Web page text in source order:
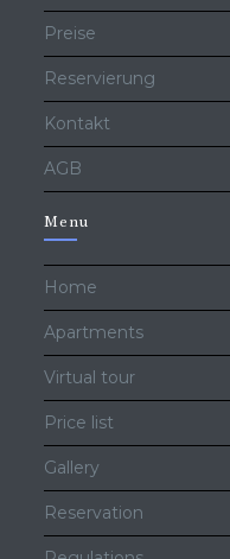
Preise
Reservierung
Kontakt
AGB
Menu
Home
Apartments
Virtual tour
Price list
Gallery
Reservation